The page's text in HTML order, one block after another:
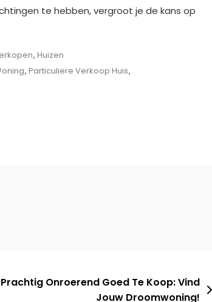
te hebben, vergroot je de kans op
, Huizen
, Particuliere Verkoop Huis,
Prachtig Onroerend Goed Te Koop: Vind
Jouw Droomwoning!